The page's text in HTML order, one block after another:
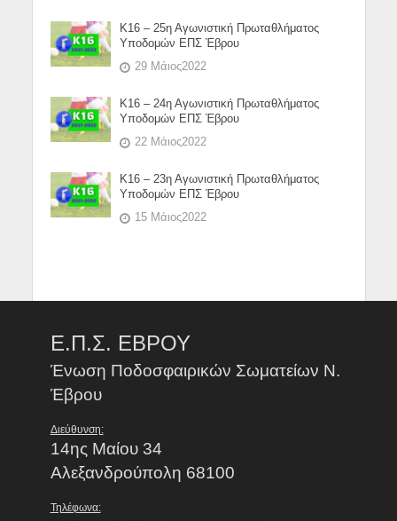
Κ16 – 25η Αγωνιστική Πρωταθλήματος
Υποδομών ΕΠΣ Έβρου
29 Μάιος2022
Κ16 – 24η Αγωνιστική Πρωταθλήματος
Υποδομών ΕΠΣ Έβρου
22 Μάιος2022
Κ16 – 23η Αγωνιστική Πρωταθλήματος
Υποδομών ΕΠΣ Έβρου
15 Μάιος2022
Ε.Π.Σ. ΕΒΡΟΥ
Ένωση Ποδοσφαιρικών Σωματείων Ν.
Έβρου
Διεύθυνση:
14ης Μαίου 34
Αλεξανδρούπολη 68100
Τηλέφωνα: